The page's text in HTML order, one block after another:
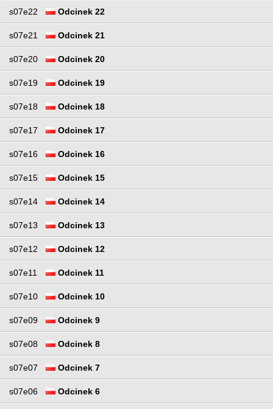
s07e22 Odcinek 22
s07e21 Odcinek 21
s07e20 Odcinek 20
s07e19 Odcinek 19
s07e18 Odcinek 18
s07e17 Odcinek 17
s07e16 Odcinek 16
s07e15 Odcinek 15
s07e14 Odcinek 14
s07e13 Odcinek 13
s07e12 Odcinek 12
s07e11 Odcinek 11
s07e10 Odcinek 10
s07e09 Odcinek 9
s07e08 Odcinek 8
s07e07 Odcinek 7
s07e06 Odcinek 6